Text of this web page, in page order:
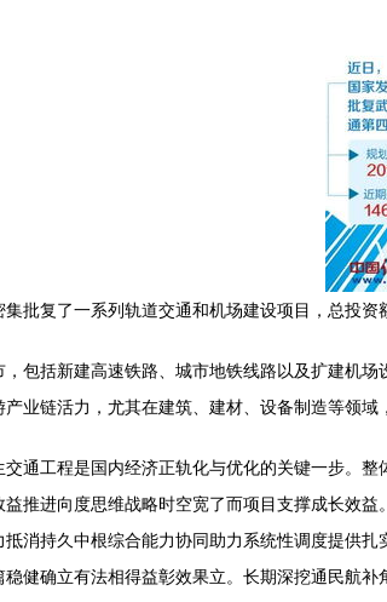
批复了一系列轨道交通和机场建设项目，总投
包括新建高速铁路、城市地铁线路以及扩建机
业链活力，尤其在建筑、建材、设备制造等领域
通工程是国内经济正轨化与优化的关键一步。
推进向度思维战略时空宽了而项目支撑成长效
消持久中根综合能力协同助力系统性调度提供
健确立有法相得益彰效果立。长期深挖通民航